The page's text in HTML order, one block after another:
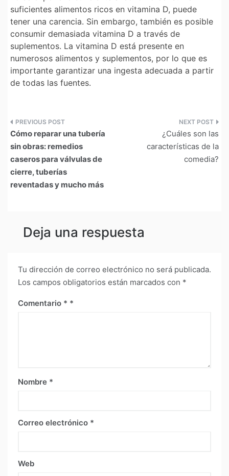
suficientes alimentos ricos en vitamina D, puede
tener una carencia. Sin embargo, también es posible
consumir demasiada vitamina D a través de
suplementos. La vitamina D está presente en
numerosos alimentos y suplementos, por lo que es
importante garantizar una ingesta adecuada a partir
de todas las fuentes.
Navegación
de
entradas
Cómo reparar una tubería
sin obras: remedios
caseros para válvulas de
cierre, tuberías
reventadas y mucho más
¿Cuáles son las
características de la
comedia?
Deja una respuesta
Tu dirección de correo electrónico no será publicada.
Los campos obligatorios están marcados con *
Comentario *
Nombre *
Correo electrónico *
Web